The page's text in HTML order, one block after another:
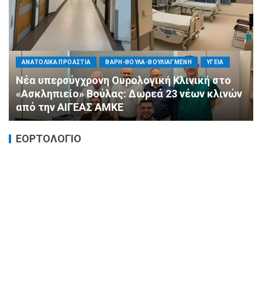
ΠΟΛΙΤΙΚΗ ΤΡΟΠΟΣ ΖΩΗΣ ΥΓΕΙΑ
«Ημέρα Καρδιάς»: Μια πρωτοποριακή δράση
πρόληψης από τη ΔΗΜ.ΤΟ. Νέας
Φιλαδέλφειας – Νέας Χαλκηδόνας
ΕΟΡΤΟΛΟΓΙΟ